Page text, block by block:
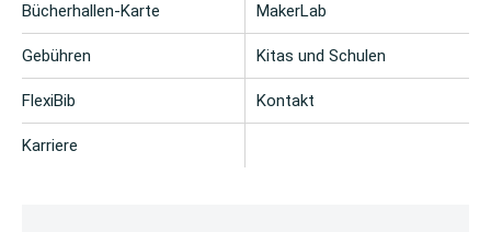
Bücherhallen-Karte
Gebühren
FlexiBib
Karriere
MakerLab
Kitas und Schulen
Kontakt